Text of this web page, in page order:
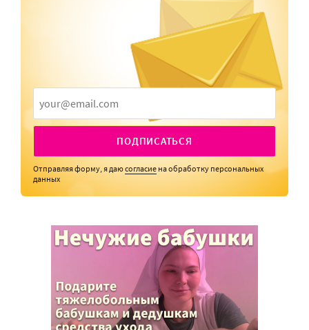
ПОДПИСАТЬСЯ
Отправляя форму, я даюсогласие на обработку персональных
данных